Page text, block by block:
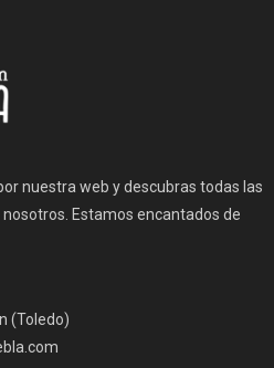
nuestra web y descubras todas las
Estamos encantados de
(Toledo)